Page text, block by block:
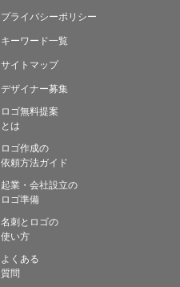
プライバシーポリシー
キーワード一覧
サイトマップ
デザイナー募集
ロゴ無料提案
とは
ロゴ作成の
依頼方法ガイド
起業・会社設立の
ロゴ準備
名刺とロゴの
使い方
よくある
質問